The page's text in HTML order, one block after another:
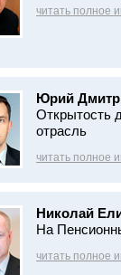
читать полное
Юрий
Открытость
отрасль
читать полное
Николай
На
читать полное